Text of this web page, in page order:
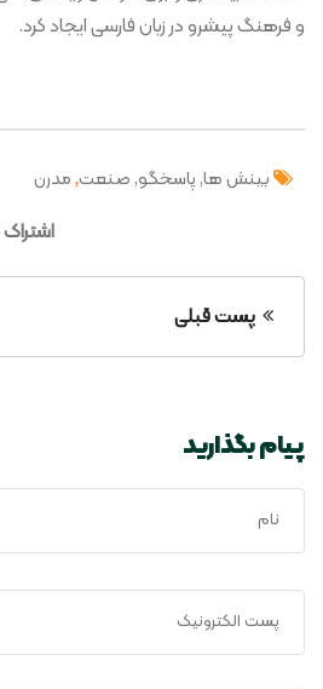
و فرهنگ پیشرو در زبان فارسی ایجاد کرد.
بینش ها,پاسخگو,صنعت,مدرن
پست قبلی
پیام بگذارید